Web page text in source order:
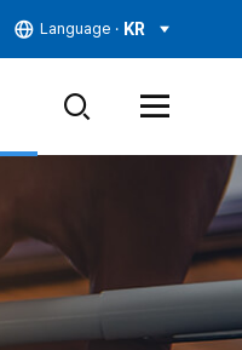
Language · KR
검
전